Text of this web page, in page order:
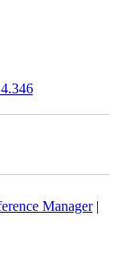
Manager